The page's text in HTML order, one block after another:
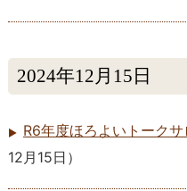
2024年12月15日
R6年度ほろよいトークサ
12月15日 ）